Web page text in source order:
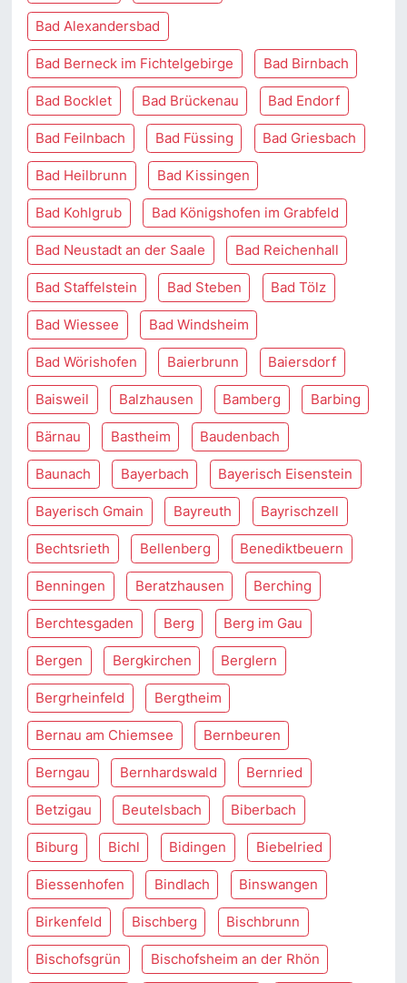
Bad Alexandersbad
Bad Berneck im Fichtelgebirge Bad Birnbach
Bad Bocklet Bad Brückenau Bad Endorf
Bad Feilnbach Bad Füssing Bad Griesbach
Bad Heilbrunn Bad Kissingen
Bad Kohlgrub Bad Königshofen im Grabfeld
Bad Neustadt an der Saale Bad Reichenhall
Bad Staffelstein Bad Steben Bad Tölz
Bad Wiessee Bad Windsheim
Bad Wörishofen Baierbrunn Baiersdorf
Baisweil Balzhausen Bamberg Barbing
Bärnau Bastheim Baudenbach
Baunach Bayerbach Bayerisch Eisenstein
Bayerisch Gmain Bayreuth Bayrischzell
Bechtsrieth Bellenberg Benediktbeuern
Benningen Beratzhausen Berching
Berchtesgaden Berg Berg im Gau
Bergen Bergkirchen Berglern
Bergrheinfeld Bergtheim
Bernau am Chiemsee Bernbeuren
Berngau Bernhardswald Bernried
Betzigau Beutelsbach Biberbach
Biburg Bichl Bidingen Biebelried
Biessenhofen Bindlach Binswangen
Birkenfeld Bischberg Bischbrunn
Bischofsgrün Bischofsheim an der Rhön